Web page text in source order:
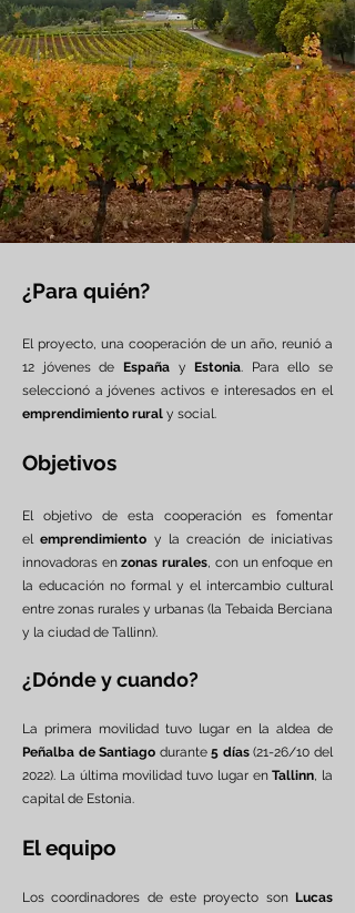
¿Para quién?
El proyecto, una cooperación de un año, reunió a
12 jóvenes de España y Estonia. Para ello se
seleccionó a jóvenes activos e interesados en el
emprendimiento rural y social.
Objetivos
El objetivo de esta cooperación es fomentar
elemprendimiento y la creación de iniciativas
innovadoras enzonas rurales, con un enfoque en
la educación no formal y el intercambio cultural
entre zonas rurales y urbanas (la Tebaida Berciana
y la ciudad de Tallinn).
¿Dónde y cuando?
La primera movilidad tuvo lugar en la aldea de
Peñalba de Santiago durante5 días(21-26/10 del
2022). La última movilidad tuvo lugar enTallinn, la
capital de Estonia.
El equipo
Los coordinadores de este proyecto son Lucas